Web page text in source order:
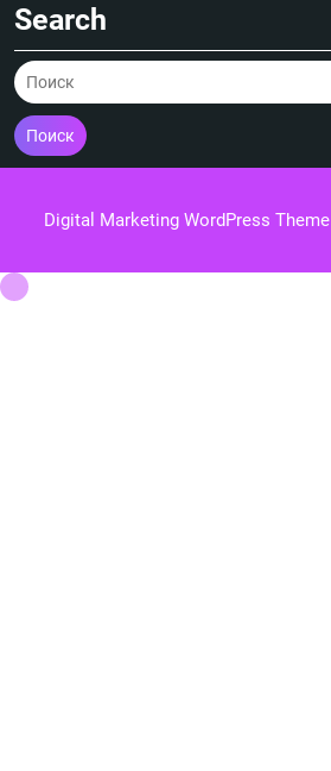
Search
Поиск
Digital Marketing WordPress Theme